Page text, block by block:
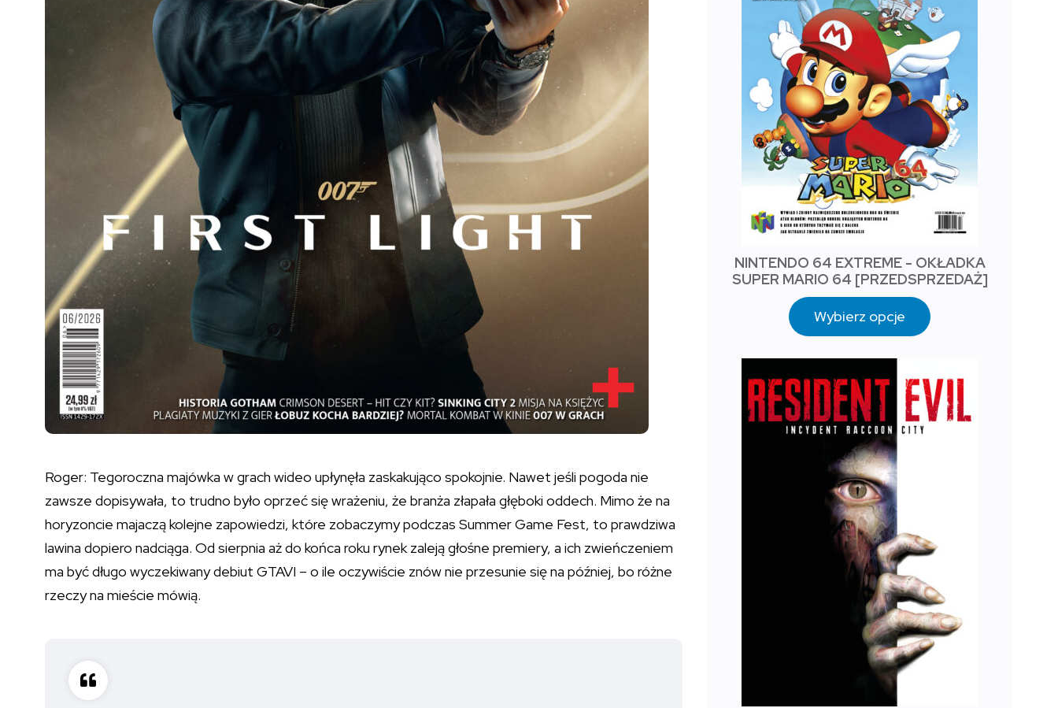
Roger: Tegoroczna majówka w grach wideo upłynęła zaskakująco spokojnie. Nawet jeśli pogoda nie
zawsze dopisywała, to trudno było oprzeć się wrażeniu, że branża złapała głęboki oddech. Mimo że na
horyzoncie majaczą kolejne zapowiedzi, które zobaczymy podczas Summer Game Fest, to prawdziwa
lawina dopiero nadciąga. Od sierpnia aż do końca roku rynek zaleją głośne premiery, a ich zwieńczeniem
ma być długo wyczekiwany debiut GTAVI – o ile oczywiście znów nie przesunie się na później, bo różne
rzeczy na mieście mówią.
NINTENDO 64 EXTREME - OKŁADKA
SUPER MARIO 64 [PRZEDSPRZEDAŻ]
Wybierz opcje